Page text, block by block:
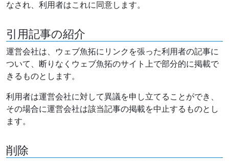
なされ、利用者はこれに同意します。
引用記事の紹介
運営会社は、ウェブ魚拓にリンクを張った利用者の記事に
ついて、断りなくウェブ魚拓のサイト上で部分的に掲載で
きるものとします。
利用者は運営会社に対して異議を申し立てることができ、
その場合に運営会社は該当記事の掲載を中止するものとし
ます。
削除